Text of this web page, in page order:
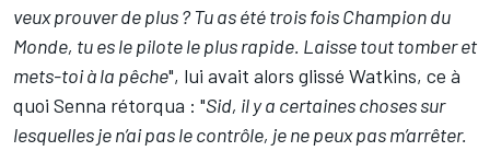
veux prouver de plus ? Tu as été trois fois Champion du
Monde, tu es le pilote le plus rapide. Laisse tout tomber et
mets-toi à la pêche", lui avait alors glissé Watkins, ce à
quoi Senna rétorqua : "Sid, il y a certaines choses sur
lesquelles je n’ai pas le contrôle, je ne peux pas m’arrêter.